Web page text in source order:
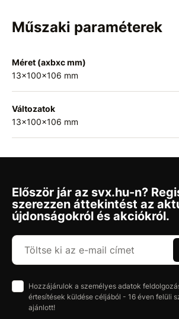
Műszaki paraméterek
Méret (axbxc mm)
13x100x106 mm
Változatok
13x100x106 mm
Először jár az svx.hu-n?
szerezzen áttekintést az
újdonságokról és akciókról.
Hozzájárulok a személyes adatok
értesítések küldése céljából - 16 éven felüli
ajánlott!